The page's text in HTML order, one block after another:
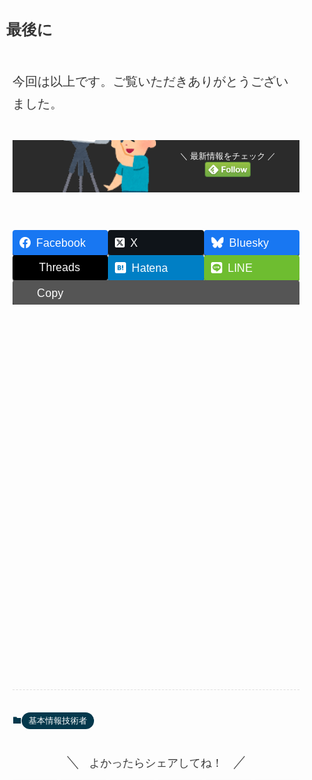
最後に
今回は以上です。ご覧いただきありがとうござい
ました。
＼ 最新情報をチェック ／
Facebook X
Bluesky
Threads
Hatena
LINE
Copy
基本情報技術者
よかったらシェアしてね！